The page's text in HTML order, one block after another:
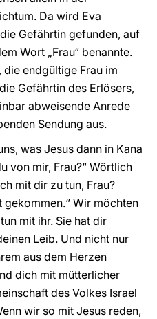
Da wird Eva
Gefährtin gefunden, auf
Wort „Frau“ benannte.
die endgültige Frau im
Gefährtin des Erlösers,
abweisende Anrede
Sendung aus.
was Jesus dann in Kana
von mir, Frau?“ Wörtlich
mit dir zu tun, Frau?
gekommen.“ Wir möchten
mit ihr. Sie hat dir
Leib. Und nicht nur
aus dem Herzen
dich mit mütterlicher
des Volkes Israel
wir so mit Jesus reden,